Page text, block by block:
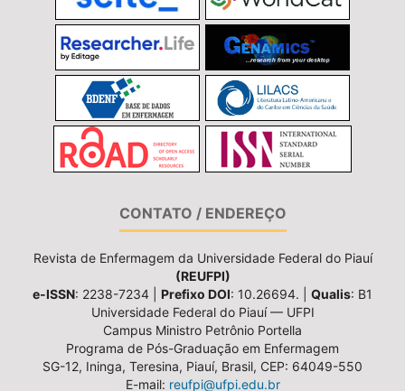
CONTATO / ENDEREÇO
Revista de Enfermagem da Universidade Federal do Piauí
(REUFPI)
e-ISSN: 2238-7234 | Prefixo DOI: 10.26694. | Qualis: B1
Universidade Federal do Piauí — UFPI
Campus Ministro Petrônio Portella
Programa de Pós-Graduação em Enfermagem
SG-12, Ininga, Teresina, Piauí, Brasil, CEP: 64049-550
E-mail: reufpi@ufpi.edu.br